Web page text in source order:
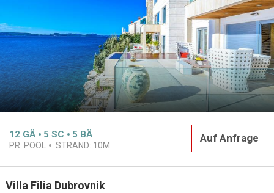
12 GÄ 5 SC 5 BÄ
PR. POOL STRAND: 10M
Auf Anfrage
Villa Filia Dubrovnik